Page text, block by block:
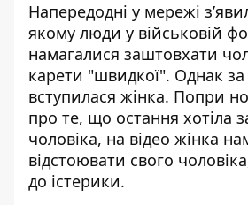
Напередодні у мережі
якому люди у військовій
намагалися заштовхати
карети "швидкої". Однак
вступилася жінка. Попри
про те, що остання хотіла
чоловіка, на відео жінка
відстоювати свого
до істерики.